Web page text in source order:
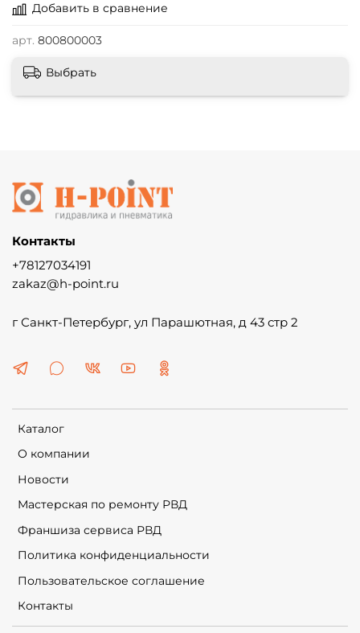
Добавить в сравнение
арт. 800800003
Выбрать
Каталог
О компании
Новости
Мастерская по ремонту РВД
Франшиза сервиса РВД
Политика конфиденциальности
Пользовательское соглашение
Контакты
Контакты
+78127034191
zakaz@h-point.ru
г Санкт-Петербург, ул Парашютная, д 43 стр 2